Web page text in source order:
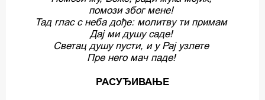
помози због мене!
Тад глас c неба дође: молитву ти примам
Дај ми душу саде!
Светац душу пусти, и у Рај узлете
Пре него мач паде!
РАСУЂИВАЊЕ